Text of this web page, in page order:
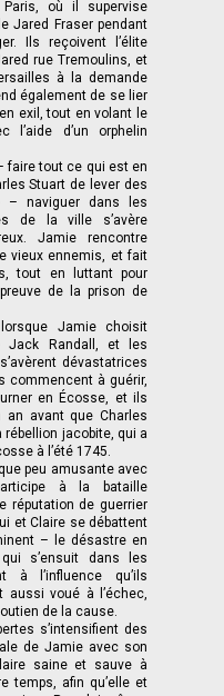
où il supervise
Jared Fraser pendant
Ils reçoivent l’élite
rue Tremoulins, et
à la demande
également de se lier
exil, tout en volant le
l’aide d’un orphelin
faire tout ce qui est en
Stuart de lever des
– naviguer dans les
de la ville s’avère
Jamie rencontre
vieux ennemis, et fait
tout en luttant pour
de la prison de
Jamie choisit
Jack Randall, et les
dévastatrices
commencent à guérir,
en Écosse, et ils
an avant que Charles
jacobite, qui a
à l’été 1745.
peu amusante avec
à la bataille
réputation de guerrier
et Claire se débattent
– le désastre en
s’ensuit dans les
à l’influence qu’ils
voué à l’échec,
de la cause.
s’intensifient des
de Jamie avec son
saine et sauve à
temps, afin qu’elle et